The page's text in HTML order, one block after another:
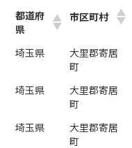
都道府
県
市区町村
埼玉県
大里郡寄居
町
埼玉県
大里郡寄居
町
埼玉県
大里郡寄居
町